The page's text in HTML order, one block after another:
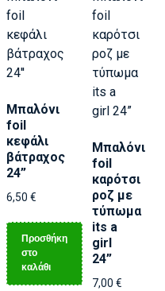
Μπαλόνι
foil
κεφάλι
βάτραχος
24”
6,50 €
Προσθήκη
στο
καλάθι
Μπαλόνι
foil
καρότσι
ροζ με
τύπωμα
its a
girl
24”
7,00 €